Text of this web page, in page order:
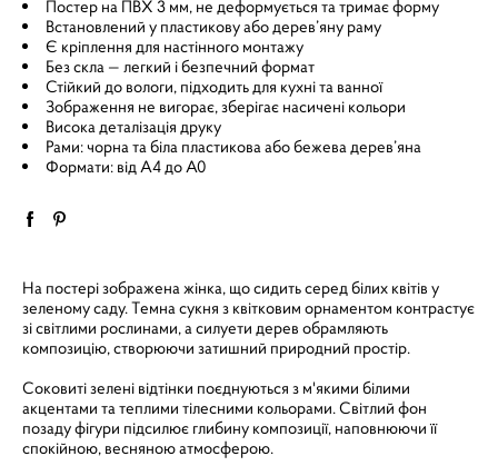
Постер на ПВХ 3 мм, не деформується та тримає форму
Встановлений у пластикову або дерев’яну раму
Є кріплення для настінного монтажу
Без скла — легкий і безпечний формат
Стійкий до вологи, підходить для кухні та ванної
Зображення не вигорає, зберігає насичені кольори
Висока деталізація друку
Рами: чорна та біла пластикова або бежева дерев’яна
Формати: від A4 до A0
На постері зображена жінка, що сидить серед білих квітів у
зеленому саду. Темна сукня з квітковим орнаментом контрастує
зі світлими рослинами, а силуети дерев обрамляють
композицію, створюючи затишний природний простір.
Соковиті зелені відтінки поєднуються з м'якими білими
акцентами та теплими тілесними кольорами. Світлий фон
позаду фігури підсилює глибину композиції, наповнюючи її
спокійною, весняною атмосферою.